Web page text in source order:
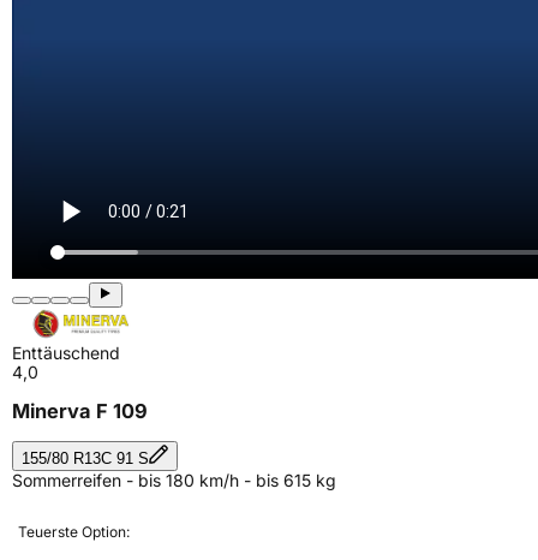
Enttäuschend
4,0
Minerva F 109
155/80 R13C 91 S
Sommerreifen - bis 180 km/h - bis 615 kg
Teuerste Option: